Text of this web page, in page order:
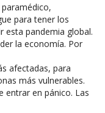
para tener los
esta pandemia global.
la economía. Por
afectadas, para
más vulnerables.
entrar en pánico. Las